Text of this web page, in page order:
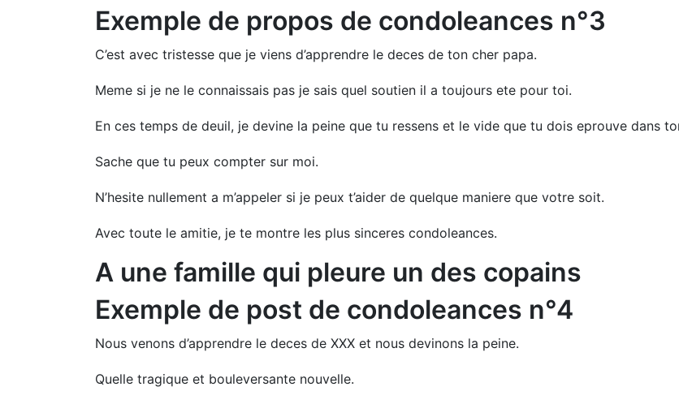
Exemple de propos de condoleances n°3
C’est avec tristesse que je viens d’apprendre le deces de ton cher papa.
Meme si je ne le connaissais pas je sais quel soutien il a toujours ete pour toi.
En ces temps de deuil, je devine la peine que tu ressens et le vide que tu dois eprouve dans
Sache que tu peux compter sur moi.
N’hesite nullement a m’appeler si je peux t’aider de quelque maniere que votre soit.
Avec toute le amitie, je te montre les plus sinceres condoleances.
A une famille qui pleure un des copains
Exemple de post de condoleances n°4
Nous venons d’apprendre le deces de XXX et nous devinons la peine.
Quelle tragique et bouleversante nouvelle.